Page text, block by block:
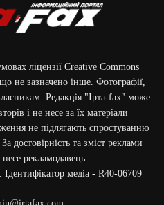
ліцензії Creative Commons
не зазначено інше. Фотографії,
Редакція "Ірта-fax" може
і не несе за їх матеріали
не підлягають спростуванню
достовірність та зміст реклами
несе рекламодавець.
медіа - R40-06709